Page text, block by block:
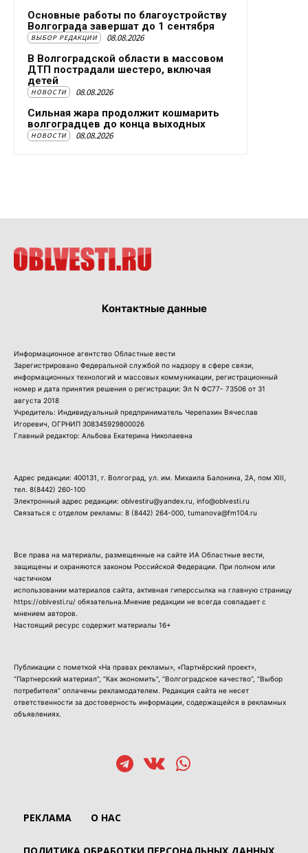
Основные работы по благоустройству
Волгограда завершат до 1 сентября
ВЫБОР РЕДАКЦИИ 08.08.2026
В Волгоградской области в массовом
ДТП пострадали шестеро, включая
детей
НОВОСТИ 08.08.2026
Сильная жара продолжит кошмарить
волгоградцев до конца выходных
НОВОСТИ 08.08.2026
Контактные данные
Информационное агентство Областные вести
Зарегистрировано Федеральной службой по надзору в сфере связи,
информационных технологий и массовых коммуникации, регистрационный
номер и дата принятия решения о регистрации: Эл N ФС77- 73506 от 31
августа 2018
Учредитель: Индивидуальный предприниматель Черепахин Вячеслав
Игоревич, ОГРНИП 308345929800026
Главный редактор: Альбова Екатерина Николаевна
Адрес редакции: 400131, г. Волгоград, ул. им. Михаила Балонина, 2А, пом XIII,
тел. 8(8442) 260-100
Электронный адрес редакции: oblvestiru@yandex.ru, info@oblvesti.ru
Связаться с отделом рекламы: 8 (8442) 264-000 , tumanova@fm104.ru
Все права на материалы, размещенные на сайте ИА Областные вести,
защищены и охраняются законом Российской Федерации. При полном или
частичном
использовании материалов сайта, активная гиперссылка на главную страницу
https://oblvesti.ru/ обязательна.Мнение редакции не всегда совпадает с
мнением авторов.
Настоящий ресурс содержит материалы 16+
Публикации с пометкой «На правах рекламы», «Партнёрский проект»,
“Партнерский материал”, “Как экономить”, “Волгоградское качество”, “Выбор
потребителя” оплачены рекламодателем. Редакция сайта не несет
ответственности за достоверность информации, содержащейся в рекламных
объявлениях.
РЕКЛАМА О НАС